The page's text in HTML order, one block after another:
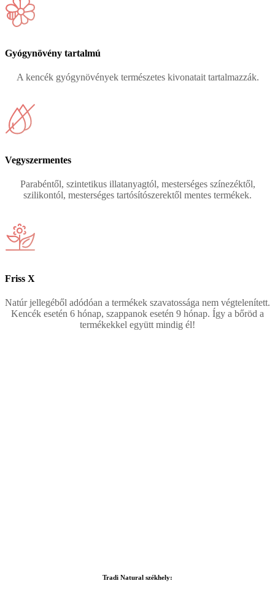
Gyógynövény tartalmú
A kencék gyógynövények természetes kivonatait tartalmazzák.
Vegyszermentes
Parabéntől, szintetikus illatanyagtól, mesterséges színezéktől,
szilikontól, mesterséges tartósítószerektől mentes termékek.
Friss X
Natúr jellegéből adódóan a termékek szavatossága nem végtelenített.
Kencék esetén 6 hónap, szappanok esetén 9 hónap. Így a bőröd a
termékekkel együtt mindig él!
Tradi Natural székhely: